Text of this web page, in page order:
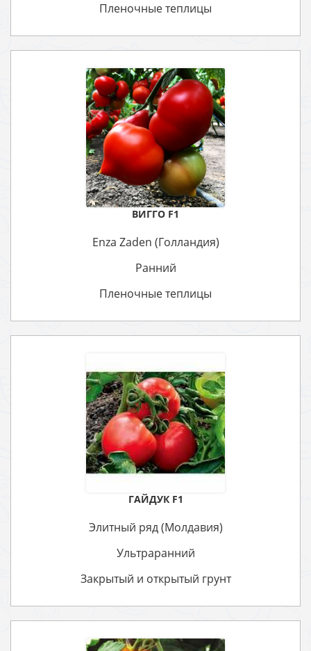
Пленочные теплицы
ВИГГО F1
Enza Zaden (Голландия)
Ранний
Пленочные теплицы
ГАЙДУК F1
Элитный ряд (Молдавия)
Ультраранний
Закрытый и открытый грунт